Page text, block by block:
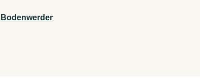
Bodenwerder